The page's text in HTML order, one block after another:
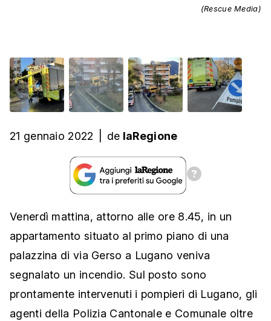
(Rescue Media)
21 gennaio 2022 de laRegione
Venerdì mattina, attorno alle ore 8.45, in un
appartamento situato al primo piano di una
palazzina di via Gerso a Lugano veniva
segnalato un incendio. Sul posto sono
prontamente intervenuti i pompieri di Lugano, gli
agenti della Polizia Cantonale e Comunale oltre